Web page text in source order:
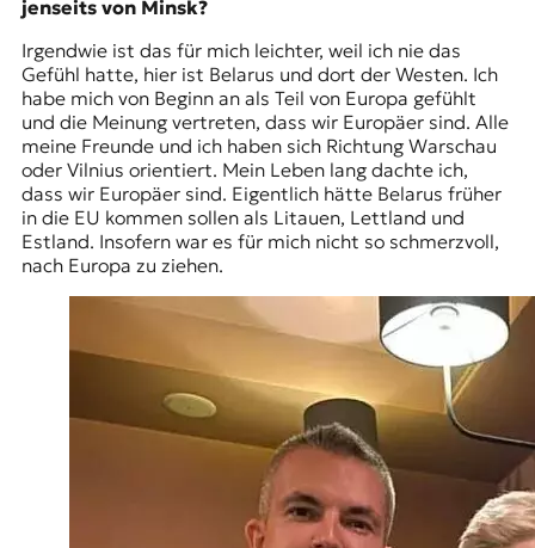
jenseits von Minsk?
Irgendwie ist das für mich leichter, weil ich nie das
Gefühl hatte, hier ist Belarus und dort der Westen. Ich
habe mich von Beginn an als Teil von Europa gefühlt
und die Meinung vertreten, dass wir Europäer sind. Alle
meine Freunde und ich haben sich Richtung Warschau
oder Vilnius orientiert. Mein Leben lang dachte ich,
dass wir Europäer sind. Eigentlich hätte Belarus früher
in die EU kommen sollen als Litauen, Lettland und
Estland. Insofern war es für mich nicht so schmerzvoll,
nach Europa zu ziehen.